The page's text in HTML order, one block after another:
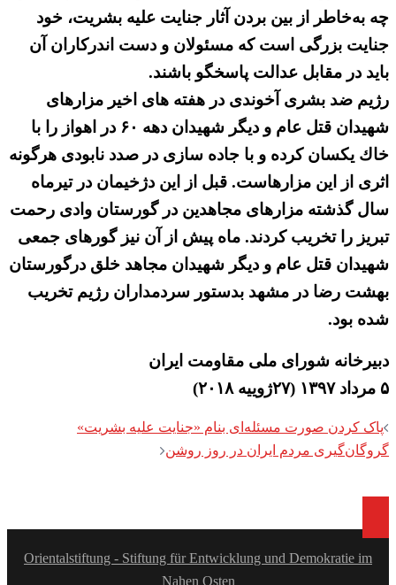
چه به‌خاطر از بین بردن آثار جنایت علیه بشریت، خود
جنایت بزرگی است كه مسئولان و دست اندركاران آن
باید در مقابل عدالت پاسخگو باشند.
رژیم ضد بشری آخوندی در هفته های اخیر مزارهای
شهیدان قتل عام و دیگر شهیدان دهه ۶۰ در اهواز را با
خاك یكسان كرده و با جاده سازی در صدد نابودی هرگونه
اثری از این مزارهاست. قبل از این دژخیمان در تیرماه
سال گذشته مزارهای مجاهدین در گورستان وادی رحمت
تبریز را تخریب کردند. ماه پیش از آن نیز گورهای جمعی
شهیدان قتل عام و دیگر شهیدان مجاهد خلق درگورستان
بهشت رضا در مشهد بدستور سردمداران رژیم تخریب
شده بود.
دبیرخانه شورای ملی مقاومت ایران
۵ مرداد ۱۳۹۷ (۲۷ژوییه ۲۰۱۸)
Post
navigation
پاک کردن صورت مسئله‌ای بنام «جنایت علیه بشریت»
گروگان‌گیری مردم ایران در روز روشن
Orientalstiftung - Stiftung für Entwicklung und Demokratie im
Nahen Osten